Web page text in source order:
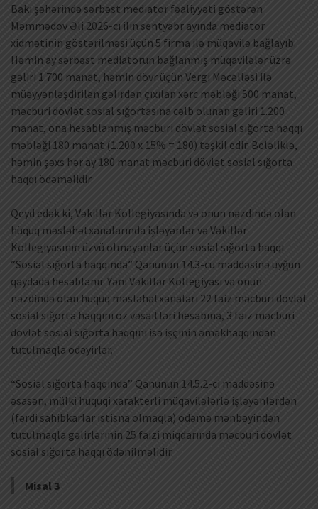
Bakı şəhərində sərbəst mediator fəaliyyəti göstərən
Məmmədov Əli 2026-cı ilin sentyabr ayında mediator
xidmətinin göstərilməsi üçün 5 firma ilə müqavilə bağlayıb.
Həmin ay sərbəst mediatorun bağlanmış müqavilələr üzrə
gəliri 1.700 manat, həmin dövr üçün Vergi Məcəlləsi ilə
müəyyənləşdirilən gəlirdən çıxılan xərc məbləği 500 manat,
məcburi dövlət sosial sığortasına cəlb olunan gəliri 1.200
manat, ona hesablanmış məcburi dövlət sosial sığorta haqqı
məbləği 180 manat (1.200 x 15% = 180) təşkil edir. Beləliklə,
həmin şəxs hər ay 180 manat məcburi dövlət sosial sığorta
haqqı ödəməlidir.
Qeyd edək ki, Vəkillər Kollegiyasında və onun nəzdində olan
hüquq məsləhətxanalarında işləyənlər və Vəkillər
Kollegiyasının üzvü olmayanlar üçün sosial sığorta haqqı
“Sosial sığorta haqqında” Qanunun 14.3-cü maddəsinə uyğun
qaydada hesablanır. Yəni Vəkillər Kollegiyası və onun
nəzdində olan hüquq məsləhətxanaları 22 faiz məcburi dövlət
sosial sığorta haqqını öz vəsaitləri hesabına, 3 faiz məcburi
dövlət sosial sığorta haqqını isə işçinin əməkhaqqından
tutulmaqla ödəyirlər.
“Sosial sığorta haqqında” Qanunun 14.5.2-ci maddəsinə
əsasən, mülki hüquqi xarakterli müqavilələrlə işləyənlərdən
(fərdi sahibkarlar istisna olmaqla) ödəmə mənbəyindən
tutulmaqla gəlirlərinin 25 faizi miqdarında məcburi dövlət
sosial sığorta haqqı ödənilməlidir.
Misal 3